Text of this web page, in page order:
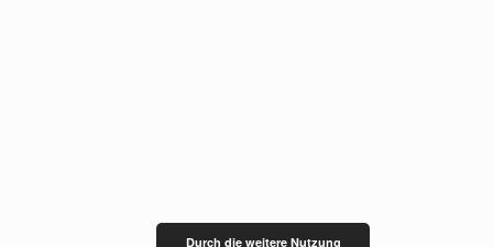
Durch die weitere Nutzung